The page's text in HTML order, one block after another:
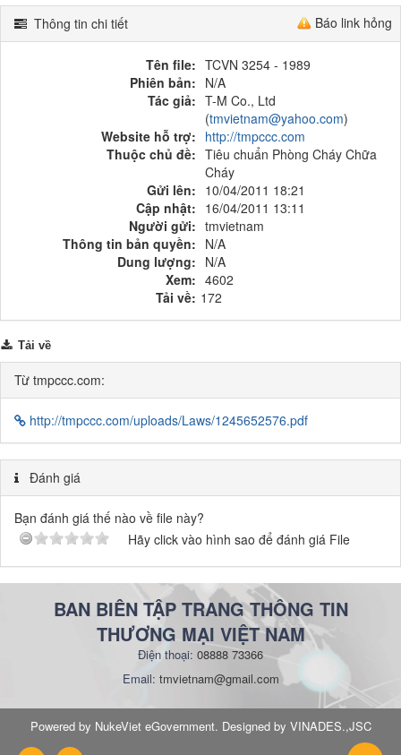
Báo link hỏng
Thông tin chi tiết
Tên file: TCVN 3254 - 1989
Phiên bản: N/A
Tác giả: T-M Co., Ltd
(tmvietnam@yahoo.com)
Website hỗ trợ: http://tmpccc.com
Thuộc chủ đề: Tiêu chuẩn Phòng Cháy Chữa
Cháy
Gửi lên: 10/04/2011 18:21
Cập nhật: 16/04/2011 13:11
Người gửi: tmvietnam
Thông tin bản quyền: N/A
Dung lượng: N/A
Xem: 4602
Tải về: 172
Tải về
Từ tmpccc.com:
http://tmpccc.com/uploads/Laws/1245652576.pdf
Đánh giá
Bạn đánh giá thế nào về file này?
Hãy click vào hình sao để đánh giá File
BAN BIÊN TẬP TRANG THÔNG TIN
THƯƠNG MẠI VIỆT NAM
Điện thoại: 08888 73366
Email: tmvietnam@gmail.com
Powered by NukeViet eGovernment. Designed by VINADES.,JSC